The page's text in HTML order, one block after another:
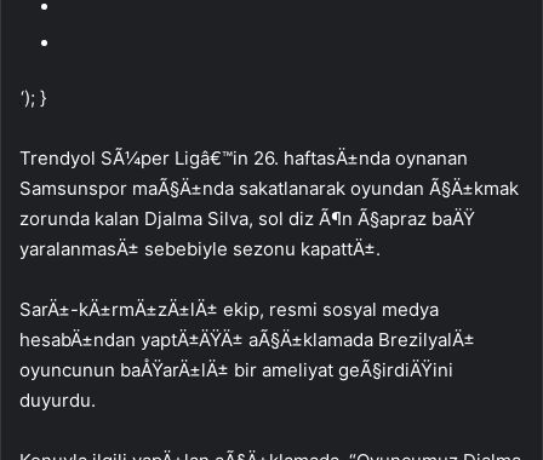
‘); }
Trendyol SÃ¼per Ligâ€™in 26. haftasÄ±nda oynanan
Samsunspor maÃ§Ä±nda sakatlanarak oyundan Ã§Ä±kmak
zorunda kalan Djalma Silva, sol diz Ã¶n Ã§apraz baÄŸ
yaralanmasÄ± sebebiyle sezonu kapattÄ±.
SarÄ±-kÄ±rmÄ±zÄ±lÄ± ekip, resmi sosyal medya
hesabÄ±ndan yaptÄ±ÄŸÄ± aÃ§Ä±klamada BrezilyalÄ±
oyuncunun baÅŸarÄ±lÄ± bir ameliyat geÃ§irdiÄŸini
duyurdu.